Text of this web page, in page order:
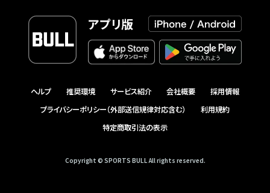
アプリ版
ヘルプ 推奨環境 サービス紹介 会社概要
採用情報
プライバシーポリシー（外部送信規律対応含む）
利用規約
特定商取引法の表示
Copyright © SPORTS BULL All rights reserved.